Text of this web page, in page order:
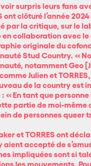
surpris leurs fans
ont clôturé l’année
par la critique, sur le
en collaboration avec
originale du
Stud Country. «
notamment Geo
Julien et
de la country est
: « En tant que
partie de moi-même
de personnes queer
et TORRES ont
aient accepté de
impliquées sont si
les mouvements.